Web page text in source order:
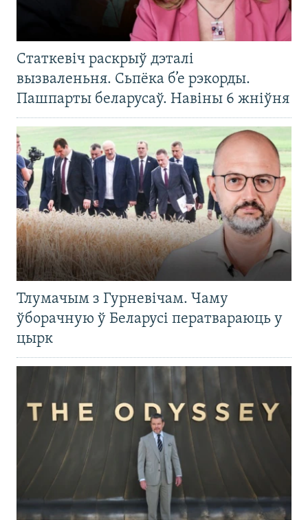
Статкевіч раскрыў дэталі
вызваленьня. Сьпёка б’е рэкорды.
Пашпарты беларусаў. Навіны 6 жніўня
Тлумачым з Гурневічам. Чаму
ўборачную ў Беларусі ператвараюць у
цырк